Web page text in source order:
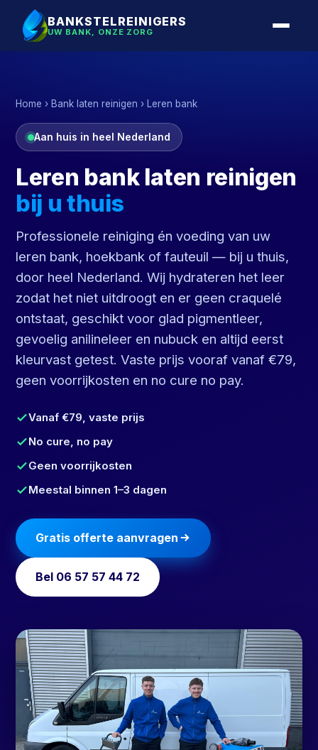
BANKSTELREINIGERS
UW BANK, ONZE ZORG
Home › Bank laten reinigen › Leren bank
Aan huis in heel Nederland
Leren bank laten reinigen
bij u thuis
Professionele reiniging én voeding van uw
leren bank, hoekbank of fauteuil — bij u thuis,
door heel Nederland. Wij hydrateren het leer
zodat het niet uitdroogt en er geen craquelé
ontstaat, geschikt voor glad pigmentleer,
gevoelig anilineleer en nubuck en altijd eerst
kleurvast getest. Vaste prijs vooraf vanaf €79,
geen voorrijkosten en no cure no pay.
Vanaf €79, vaste prijs
No cure, no pay
Geen voorrijkosten
Meestal binnen 1–3 dagen
Gratis offerte aanvragen
Bel 06 57 57 44 72